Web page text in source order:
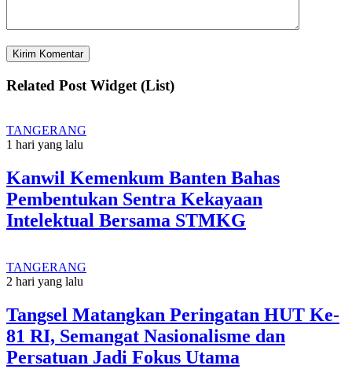
Related Post Widget (List)
TANGERANG
1 hari yang lalu
Kanwil Kemenkum Banten Bahas
Pembentukan Sentra Kekayaan
Intelektual Bersama STMKG
TANGERANG
2 hari yang lalu
Tangsel Matangkan Peringatan HUT Ke-
81 RI, Semangat Nasionalisme dan
Persatuan Jadi Fokus Utama